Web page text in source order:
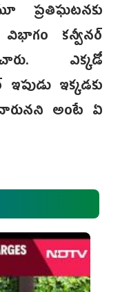
ప్రతిఘటనకు
కన్వీనర్
ఎక్కడో
ఇక్కడకు
అంటే ఏ